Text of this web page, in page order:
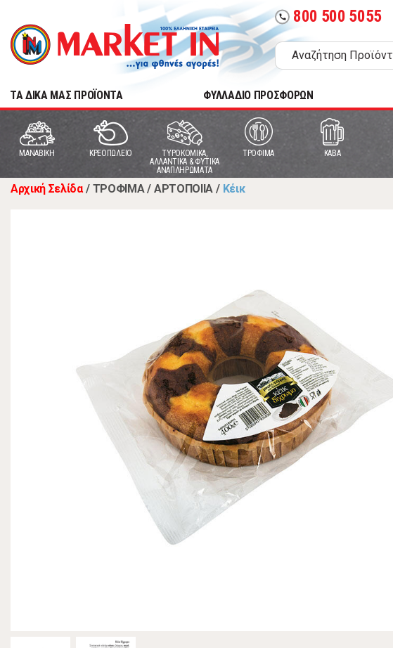
call 800 500 5055
TA ΔΙΚΑ ΜΑΣ ΠΡΟΪΟΝΤΑ ΦΥΛΛΑΔΙΟ ΠΡΟΣΦΟΡΩΝ
MANABIKH ΚΡΕΟΠΩΛΕΙΟ
ΤΥΡΟΚΟΜΙΚΑ,
ΑΛΛΑΝΤΙΚΑ & ΦΥΤΙΚΑ
ΑΝΑΠΛΗΡΩΜΑΤΑ
ΤΡΟΦΙΜΑ ΚΑΒΑ
Αρχική Σελίδα / ΤΡΟΦΙΜΑ / ΑΡΤΟΠΟΙΙΑ / Κέικ